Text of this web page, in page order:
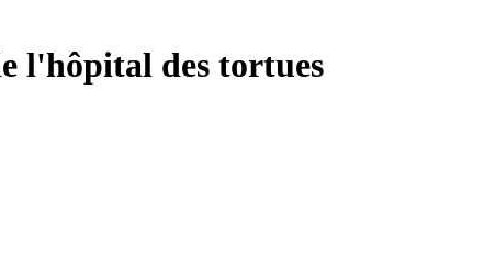
l'hôpital des tortues